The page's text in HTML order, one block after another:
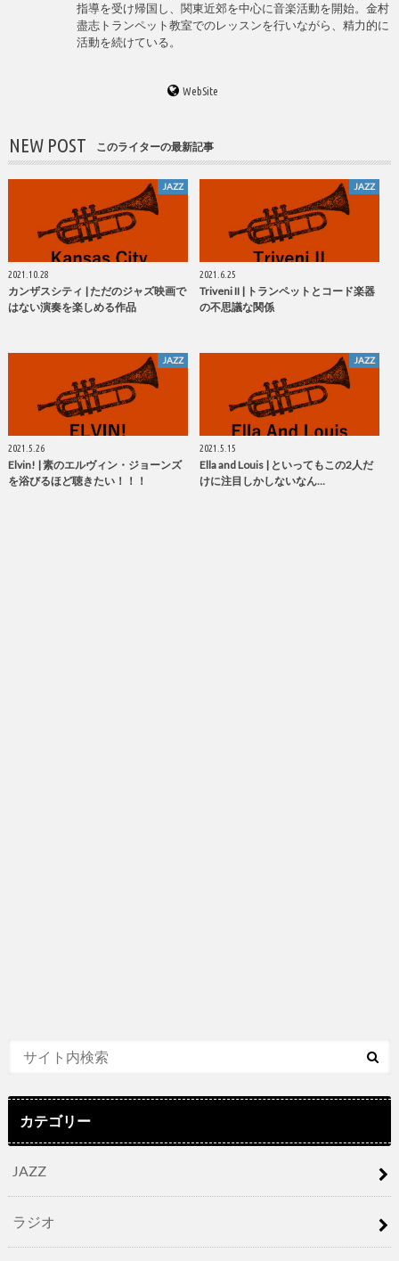
指導を受け帰国し、関東近郊を中心に音楽活動を開始。金村
盡志トランペット教室でのレッスンを行いながら、精力的に
活動を続けている。
WebSite
NEW POST このライターの最新記事
JAZZ
2021.10.28
カンザスシティ | ただのジャズ映画で
はない演奏を楽しめる作品
JAZZ
2021.6.25
Triveni II | トランペットとコード楽器
の不思議な関係
JAZZ
2021.5.26
Elvin! | 素のエルヴィン・ジョーンズ
を浴びるほど聴きたい！！！
JAZZ
2021.5.15
Ella and Louis | といってもこの2人だ
けに注目しかしないなん…
カテゴリー
JAZZ
ラジオ